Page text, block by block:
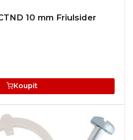
10 mm Friulsider
Koupit